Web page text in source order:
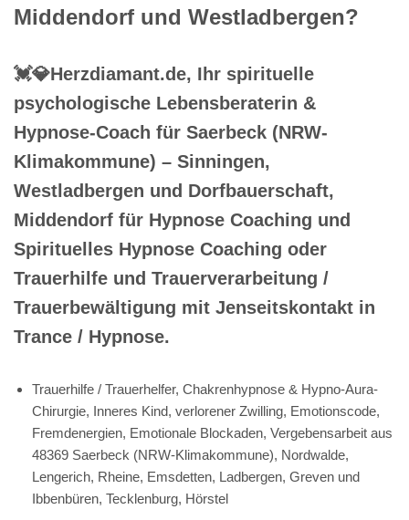
Middendorf und Westladbergen?
💓️💎Herzdiamant.de, Ihr spirituelle
psychologische Lebensberaterin &
Hypnose-Coach für Saerbeck (NRW-
Klimakommune) – Sinningen,
Westladbergen und Dorfbauerschaft,
Middendorf für Hypnose Coaching und
Spirituelles Hypnose Coaching oder
Trauerhilfe und Trauerverarbeitung /
Trauerbewältigung mit Jenseitskontakt in
Trance / Hypnose.
Trauerhilfe / Trauerhelfer, Chakrenhypnose & Hypno-Aura-
Chirurgie, Inneres Kind, verlorener Zwilling, Emotionscode,
Fremdenergien, Emotionale Blockaden, Vergebensarbeit aus
48369 Saerbeck (NRW-Klimakommune), Nordwalde,
Lengerich, Rheine, Emsdetten, Ladbergen, Greven und
Ibbenbüren, Tecklenburg, Hörstel